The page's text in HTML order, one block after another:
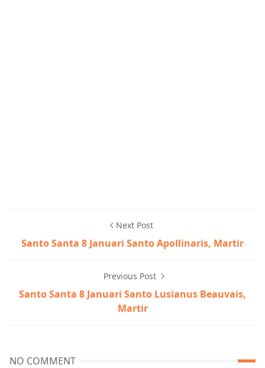
Next Post
Santo Santa 8 Januari Santo Apollinaris, Martir
Previous Post
Santo Santa 8 Januari Santo Lusianus Beauvais,
Martir
NO COMMENT